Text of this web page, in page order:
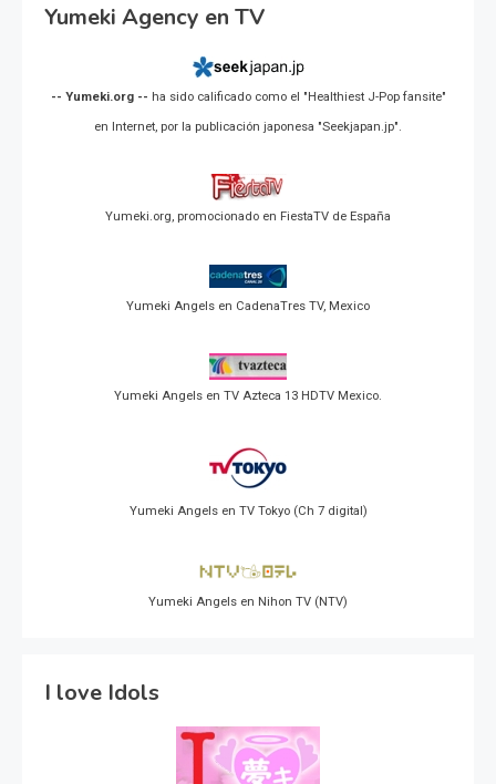
Yumeki Agency en TV
-- Yumeki.org -- ha sido calificado como el "Healthiest J-Pop fansite"
en Internet, por la publicación japonesa "Seekjapan.jp".
Yumeki.org, promocionado en FiestaTV de España
Yumeki Angels en CadenaTres TV, Mexico
Yumeki Angels en TV Azteca 13 HDTV Mexico.
Yumeki Angels en TV Tokyo (Ch 7 digital)
Yumeki Angels en Nihon TV (NTV)
I love Idols